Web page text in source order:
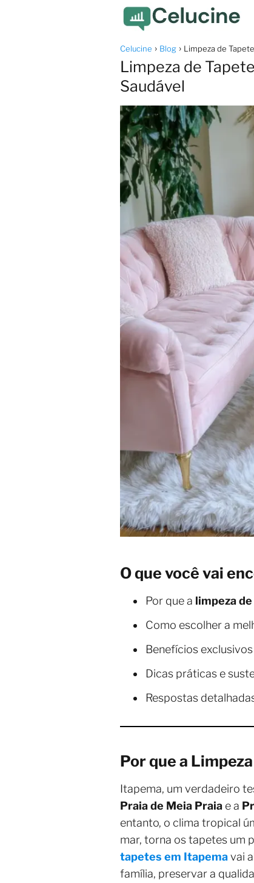
Celucine Blog Limpeza de
Limpeza de
Saudável
O que você vai
Por que a limpeza
Como escolher a
Benefícios
Dicas práticas e
Respostas
Por que a
Itapema, um verdadeiro
Praia de Meia Praia e a
entanto, o clima tropical
mar, torna os tapetes um
tapetes em Itapemavai
família, preservar a